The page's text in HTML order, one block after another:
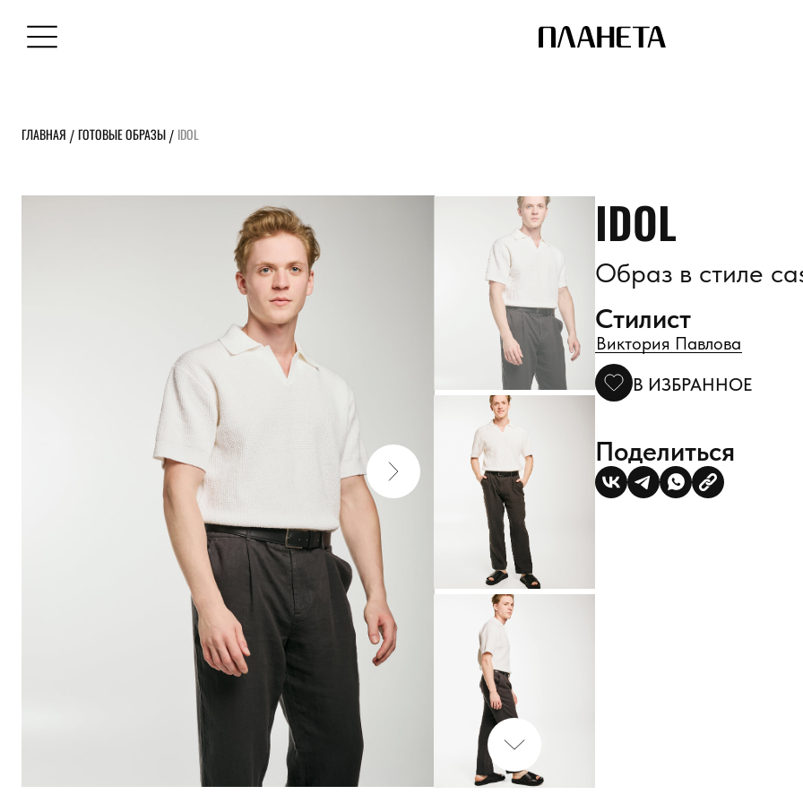
ГЛАВНАЯ / ГОТОВЫЕ ОБРАЗЫ / IDOL
IDOL
Образ в стиле
Стилист
Виктория Павлова
В ИЗБРАННОЕ
Поделиться